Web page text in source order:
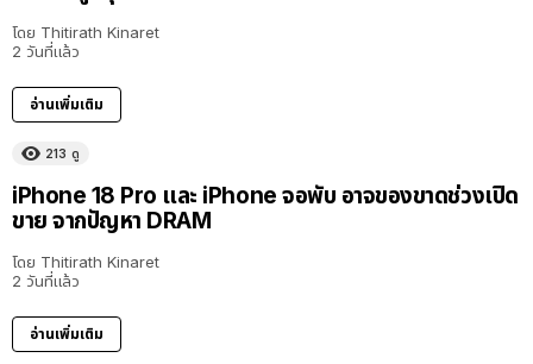
โดย Thitirath Kinaret
2 วันที่แล้ว
อ่านเพิ่มเติม
213 ดู
iPhone 18 Pro และ iPhone จอพับ อาจของขาดช่วงเปิด
ขาย จากปัญหา DRAM
โดย Thitirath Kinaret
2 วันที่แล้ว
อ่านเพิ่มเติม